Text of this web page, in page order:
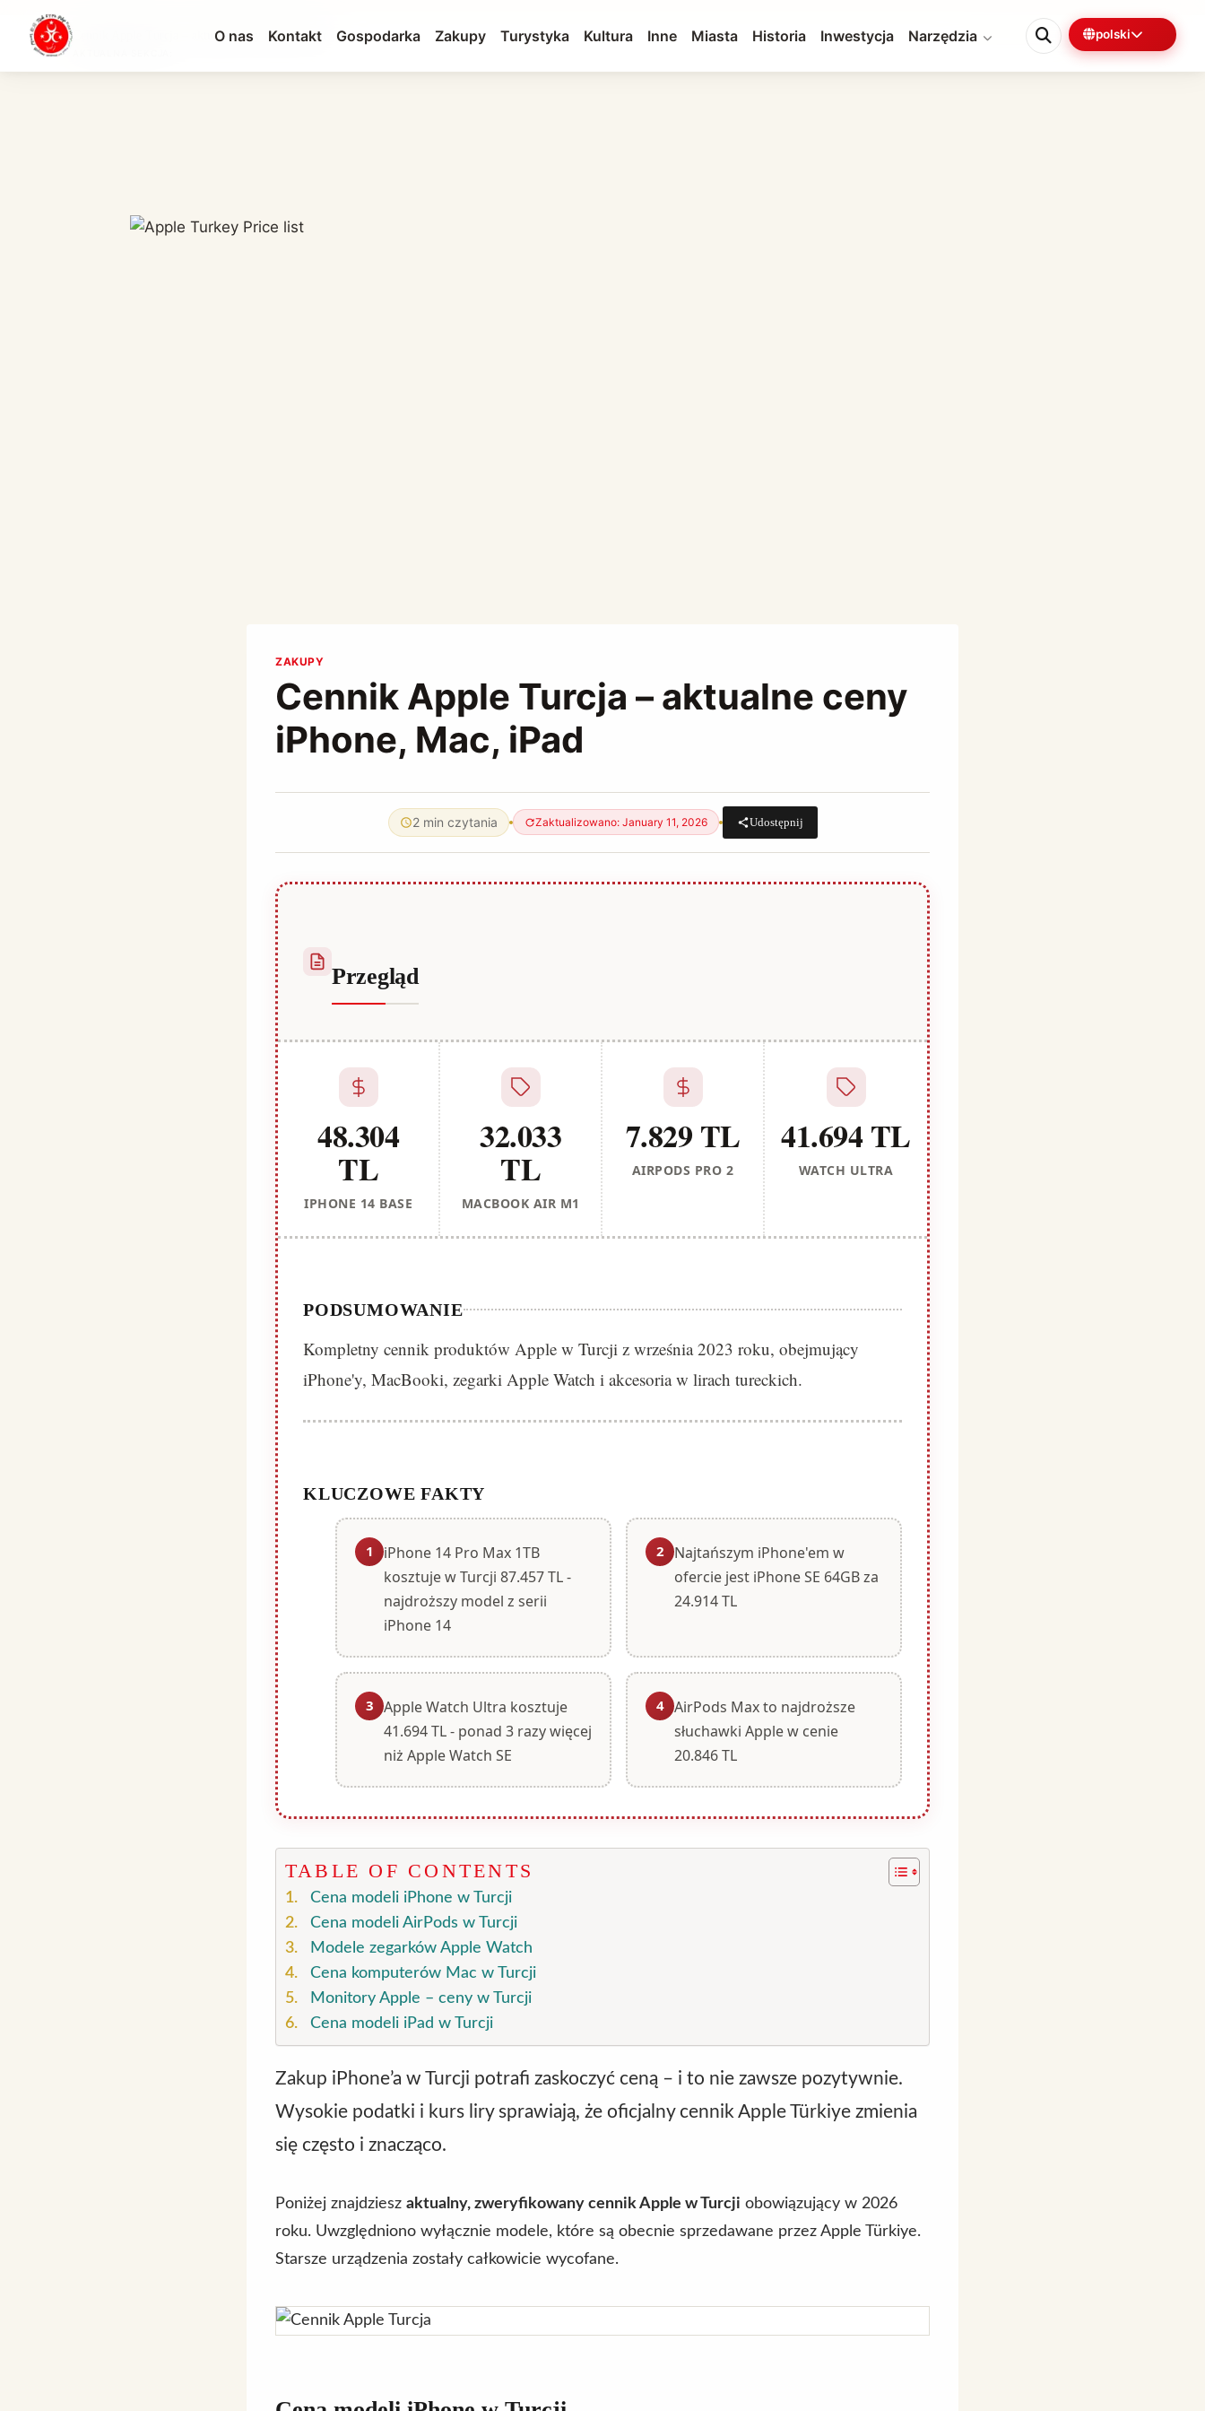
O nas Kontakt Gospodarka Zakupy Turystyka Kultura Inne Miasta Historia Inwestycja Narzędzia polski
Cennik Apple Turcja – aktualne ceny iPhone, Mac...
0% 2 min pozostało
ZAKUPY
Cennik Apple Turcja – aktualne ceny
iPhone, Mac, iPad
2 min czytania Zaktualizowano: January 11, 2026 Udostępnij
Przegląd
48.304
TL
IPHONE 14 BASE
32.033
TL
MACBOOK AIR M1
7.829 TL
AIRPODS PRO 2
41.694 TL
WATCH ULTRA
PODSUMOWANIE
Kompletny cennik produktów Apple w Turcji z września 2023 roku, obejmujący
iPhone'y, MacBooki, zegarki Apple Watch i akcesoria w lirach tureckich.
KLUCZOWE FAKTY
1
iPhone 14 Pro Max 1TB
kosztuje w Turcji 87.457 TL -
najdroższy model z serii
iPhone 14
2
Najtańszym iPhone'em w
ofercie jest iPhone SE 64GB za
24.914 TL
3 Apple Watch Ultra kosztuje
41.694 TL - ponad 3 razy więcej
niż Apple Watch SE
4 AirPods Max to najdroższe
słuchawki Apple w cenie
20.846 TL
TABLE OF CONTENTS
Cena modeli iPhone w Turcji
Cena modeli AirPods w Turcji
Modele zegarków Apple Watch
Cena komputerów Mac w Turcji
Monitory Apple – ceny w Turcji
Cena modeli iPad w Turcji
Zakup iPhone’a w Turcji potrafi zaskoczyć ceną – i to nie zawsze pozytywnie.
Wysokie podatki i kurs liry sprawiają, że oficjalny cennik Apple Türkiye zmienia
się często i znacząco.
Poniżej znajdziesz aktualny, zweryfikowany cennik Apple w Turcji obowiązujący w 2026
roku. Uwzględniono wyłącznie modele, które są obecnie sprzedawane przez Apple Türkiye.
Starsze urządzenia zostały całkowicie wycofane.